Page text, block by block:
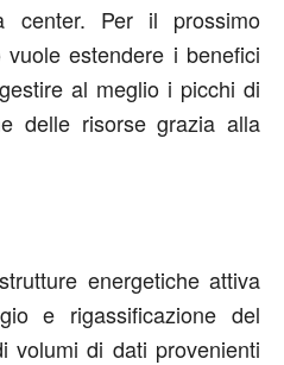
center. Per il prossimo
vuole estendere i benefici
al meglio i picchi di
delle risorse grazia alla
energetiche attiva
e rigassificazione del
volumi di dati provenienti